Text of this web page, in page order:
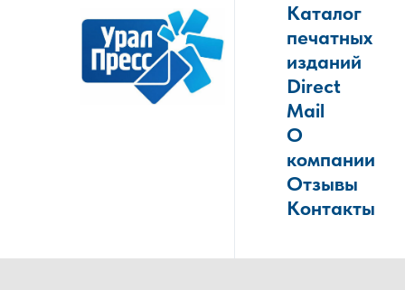
Каталог
печатных
изданий
Direct
Mail
О
компании
Отзывы
Контакты